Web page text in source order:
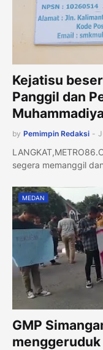
Kejatisu
Panggil dan
by Pemimpin Redaksi -
segera memanggil
MEDAN
GMP